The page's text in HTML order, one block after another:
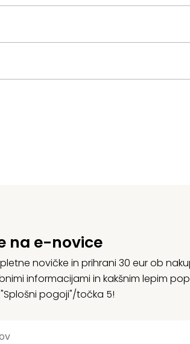
na e-novice
novičke in prihrani 30 eur ob
informacijami in kakšnim lepim
pogoji"/točka 5!